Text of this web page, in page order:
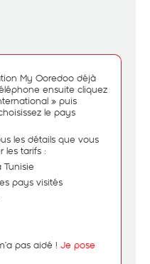
My Ooredoo déjà
ensuite cliquez
» puis
le pays
les détails que vous
les tarifs :
Tunisie
pays visités
pas aidé ! Je pose